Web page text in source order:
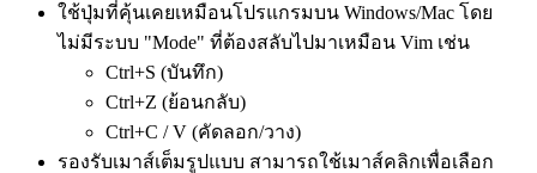
ใช้ปุ่มที่คุ้นเคยเหมือนโปรแกรมบน Windows/Mac โดย
ไม่มีระบบ "Mode" ที่ต้องสลับไปมาเหมือน Vim เช่น
Ctrl+S (บันทึก)
Ctrl+Z (ย้อนกลับ)
Ctrl+C / V (คัดลอก/วาง)
รองรับเมาส์เต็มรูปแบบ สามารถใช้เมาส์คลิกเพื่อเลือก